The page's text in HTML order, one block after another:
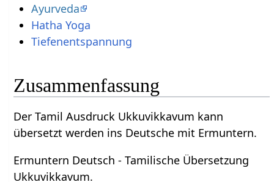
Ayurveda
Hatha Yoga
Tiefenentspannung
Zusammenfassung
Der Tamil Ausdruck Ukkuvikkavum kann
übersetzt werden ins Deutsche mit Ermuntern.
Ermuntern Deutsch - Tamilische Übersetzung
Ukkuvikkavum.